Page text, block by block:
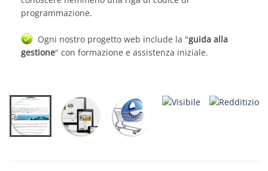
programmazione.
Ogni nostro progetto web include la "guida alla
gestione" con formazione e assistenza iniziale.